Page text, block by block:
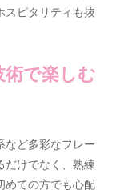
スピタリティも抜
で楽しむ
など多彩なフレー
だけでなく、熟練
めての方でも心配